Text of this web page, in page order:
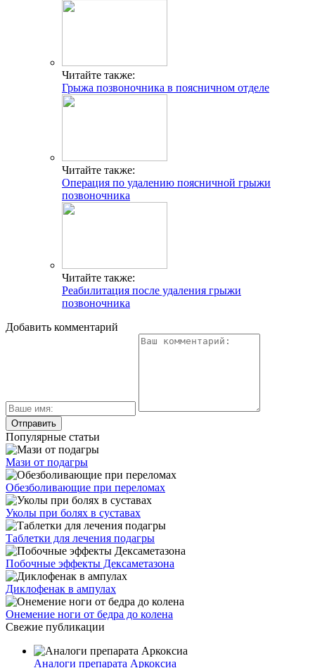
Читайте также:
Грыжа позвоночника в поясничном отделе
Читайте также:
Операция по удалению поясничной грыжи
позвоночника
Читайте также:
Реабилитация после удаления грыжи
позвоночника
Добавить комментарий
Популярные статьи
Мази от подагры
Обезболивающие при переломах
Уколы при болях в суставах
Таблетки для лечения подагры
Побочные эффекты Дексаметазона
Диклофенак в ампулах
Онемение ноги от бедра до колена
Свежие публикации
Аналоги препарата Аркоксиа